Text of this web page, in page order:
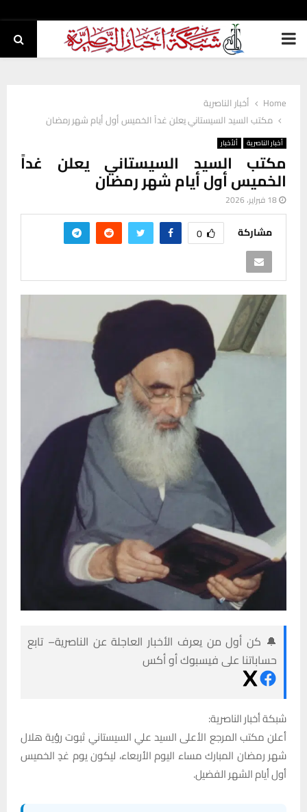
PRIMARY
Home
أخبار الناصرية
مكتب السيد السيستاني يعلن غداً الخميس أول أيام شهر رمضان
أخبار الناصرية ألأخبار
مكتب السيد السيستاني يعلن غداً
الخميس أول أيام شهر رمضان
18 فبراير، 2026
مشاركة 0
🔔 كن أول من يعرف الأخبار العاجلة عن الناصرية– تابع
حساباتنا على فيسبوك أو أكس
شبكة أخبار الناصرية:
أعلن مكتب المرجع الأعلى السيد علي السيستاني ثبوت رؤية هلال
شهر رمضان المبارك مساء اليوم الأربعاء، ليكون يوم غدٍ الخميس
أول أيام الشهر الفضيل.